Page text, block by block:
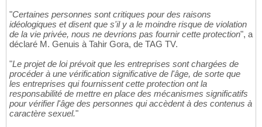
"Certaines personnes sont critiques pour des raisons
idéologiques et disent que s'il y a le moindre risque de violation
de la vie privée, nous ne devrions pas fournir cette protection", a
déclaré M. Genuis à Tahir Gora, de TAG TV.
"Le projet de loi prévoit que les entreprises sont chargées de
procéder à une vérification significative de l'âge, de sorte que
les entreprises qui fournissent cette protection ont la
responsabilité de mettre en place des mécanismes significatifs
pour vérifier l'âge des personnes qui accèdent à des contenus à
caractère sexuel."